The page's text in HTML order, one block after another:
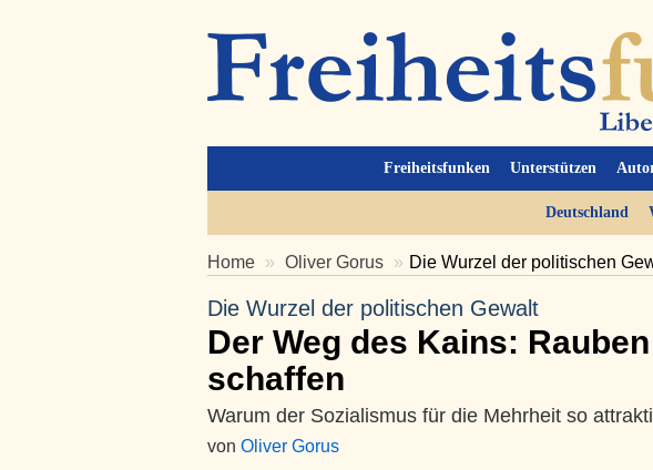
Freiheitsfunken Unterstützen
Deutschland
Home Oliver Gorus Die Wurzel der politischen
Die Wurzel der politischen Gewalt
Der Weg des Kains:
schaffen
Warum der Sozialismus für die Mehrheit so
von Oliver Gorus